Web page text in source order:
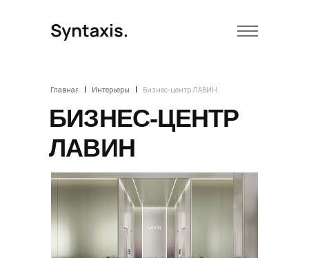
Главная | Интерьеры | Бизнес-центр ЛАВИН
БИЗНЕС-ЦЕНТР
ЛАВИН